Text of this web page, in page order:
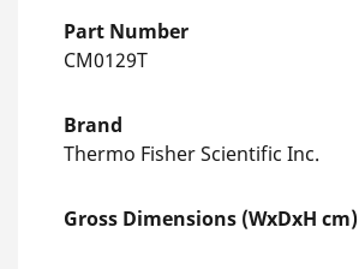
Part Number
CM0129T
Brand
Thermo Fisher Scientific Inc.
Gross Dimensions (WxDxH cm)